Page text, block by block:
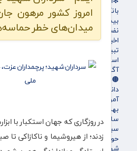
بانک ها
بیمه ها
نفت و انرژی
اخبار بورس
تبیلغات
استخدام
آگهی های دولتی
🟤جامعه
دانشگاه
آموزش و پرورش
بهداشت و درمان
سلامت
سبک زندگی
حوادث، انتظامی
شهرداری و شورای شهر
امروز کشور مرهون
میدان‌های خطر
در روزگاری که جهان استکبار با
زدند؛ از هیروشیما و ناکازاکی